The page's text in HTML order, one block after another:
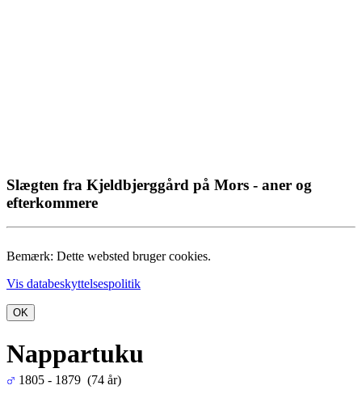
Slægten fra Kjeldbjerggård på Mors - aner og
efterkommere
Bemærk: Dette websted bruger cookies.
Vis databeskyttelsespolitik
OK
Nappartuku
1805 - 1879 (74 år)